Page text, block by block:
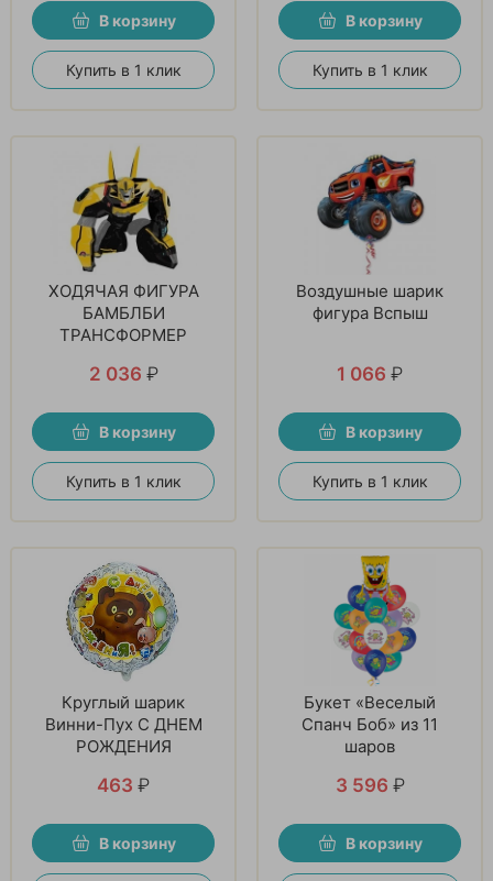
В корзину
Купить в 1 клик
В корзину
Купить в 1 клик
ХОДЯЧАЯ ФИГУРА
БАМБЛБИ
ТРАНСФОРМЕР
2 036 ₽
В корзину
Купить в 1 клик
Воздушные шарик
фигура Вспыш
1 066 ₽
В корзину
Купить в 1 клик
Круглый шарик
Винни-Пух С ДНЕМ
РОЖДЕНИЯ
463 ₽
В корзину
Букет «Веселый
Спанч Боб» из 11
шаров
3 596 ₽
В корзину